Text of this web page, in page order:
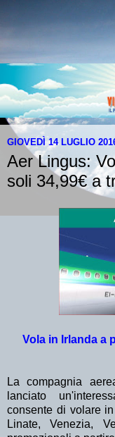
GIOVEDÌ 14 LUGLIO
Aer Lingus:
soli 34,99€ a
Vola in Irlanda a
La compagnia
lanciato
consente di volare in
Linate, Venezia,